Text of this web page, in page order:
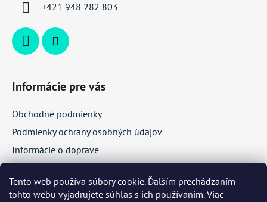
Tento web používa súbory cookie. Ďalším prechádzaním
tohto webu vyjadrujete súhlas s ich používaním. Viac
+421 948 282 803
Informácie pre vás
Obchodné podmienky
Podmienky ochrany osobných údajov
Informácie o doprave